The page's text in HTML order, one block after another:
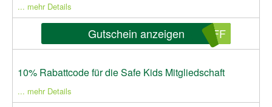
... mehr Details
Gutschein anzeigen OFF
10% Rabattcode für die Safe Kids Mitgliedschaft
... mehr Details